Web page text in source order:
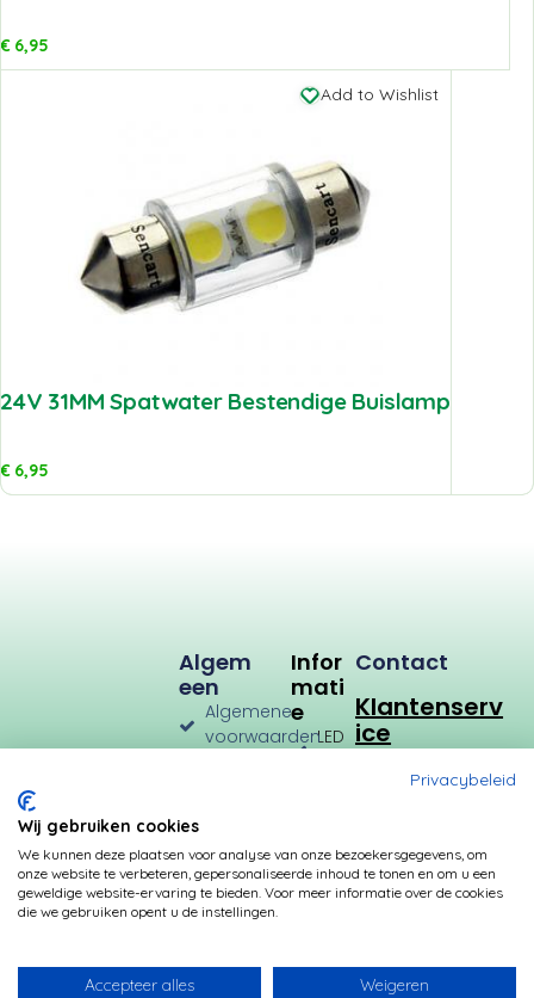
€6,95
Add to Wishlist
24V 31MM Spatwater Bestendige Buislamp
€6,95
Infor
Mati
E
LED
Verbruik
Kleurtemperatuur
Algem
Een
Algemene
voorwaarden
Privacybeleid
Betalingsmogelijkheden
Contact
Klantenserv
ice
Privacybeleid
Wij gebruiken cookies
We kunnen deze plaatsen voor analyse van onze bezoekersgegevens, om
onze website te verbeteren, gepersonaliseerde inhoud te tonen en om u een
geweldige website-ervaring te bieden. Voor meer informatie over de cookies
die we gebruiken opent u de instellingen.
Accepteer alles Weigeren